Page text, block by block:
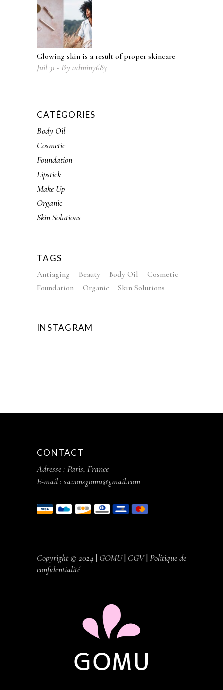
Glowing skin is a result of proper skincare
Juil 31 Byadmin7683
CATÉGORIES
Body Oil
Cosmetic
Foundation
Lipstick
Make Up
Organic
Skin Solutions
TAGS
Antiaging Beauty Body Oil
Cosmetic
Foundation
Organic Skin Solutions
INSTAGRAM
CONTACT
Adresse : Paris, France
E-mail : savonsgomu@gmail.com
Copyright © 2024 | GOMU| CGV|Politique de
confidentialité